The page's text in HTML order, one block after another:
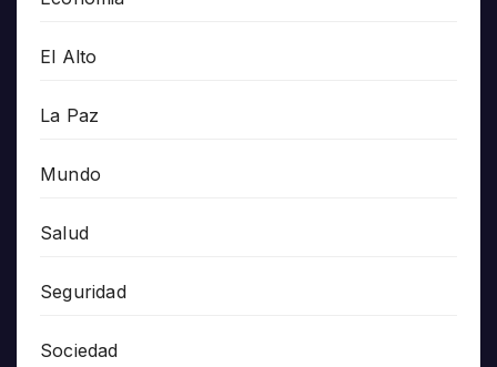
El Alto
La Paz
Mundo
Salud
Seguridad
Sociedad